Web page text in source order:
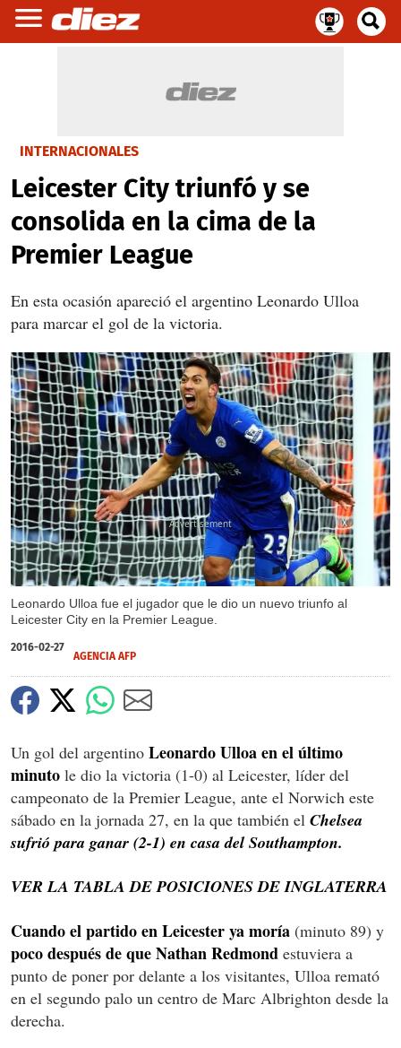
INTERNACIONALES
Leicester City triunfó y se
consolida en la cima de la
Premier League
En esta ocasión apareció el argentino Leonardo Ulloa
para marcar el gol de la victoria.
Leonardo Ulloa fue el jugador que le dio un nuevo triunfo al
Leicester City en la Premier League.
X
2016-02-27
AGENCIA AFP
Un gol del argentino Leonardo Ulloa en el último
minuto le dio la victoria (1-0) al Leicester, líder del
campeonato de la Premier League, ante el Norwich este
sábado en la jornada 27, en la que también el Chelsea
sufrió para ganar (2-1) en casa del Southampton.
VER LA TABLA DE POSICIONES DE INGLATERRA
Cuando el partido en Leicester ya moría (minuto 89) y
poco después de que Nathan Redmond estuviera a
punto de poner por delante a los visitantes, Ulloa remató
en el segundo palo un centro de Marc Albrighton desde la
derecha.